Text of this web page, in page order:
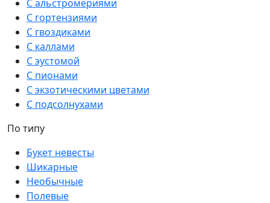
С альстромериями
С гортензиями
С гвоздиками
С каллами
С эустомой
С пионами
С экзотическими цветами
С подсолнухами
По типу
Букет невесты
Шикарные
Необычные
Полевые